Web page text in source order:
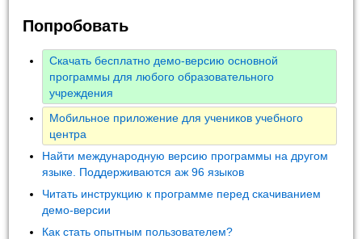
Попробовать
Скачать бесплатно демо-версию основной
программы для любого образовательного
учреждения
Мобильное приложение для учеников учебного
центра
Найти международную версию программы на другом
языке. Поддерживаются аж 96 языков
Читать инструкцию к программе перед скачиванием
демо-версии
Как стать опытным пользователем?